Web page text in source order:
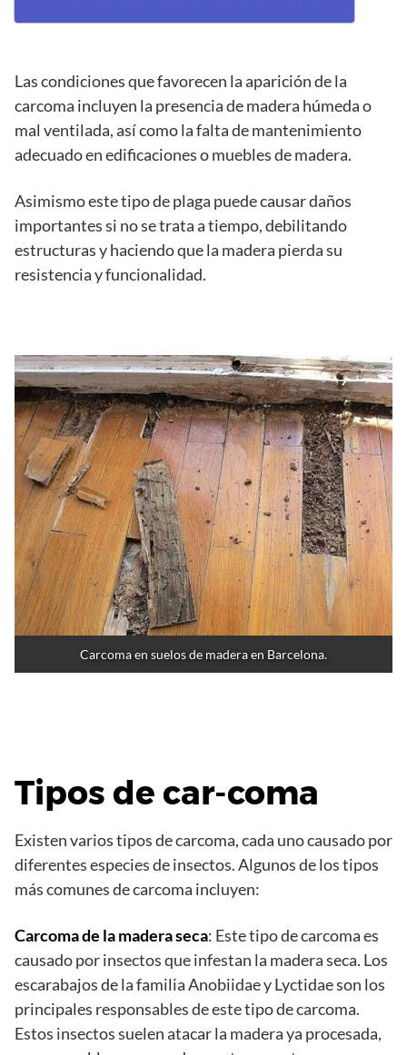
Las condiciones que favorecen la aparición de la
carcoma incluyen la presencia de madera húmeda o
mal ventilada, así como la falta de mantenimiento
adecuado en edificaciones o muebles de madera.
Asimismo este tipo de plaga puede causar daños
importantes si no se trata a tiempo, debilitando
estructuras y haciendo que la madera pierda su
resistencia y funcionalidad.
Carcoma en suelos de madera en Barcelona.
Tipos de car-coma
Existen varios tipos de carcoma, cada uno causado por
diferentes especies de insectos. Algunos de los tipos
más comunes de carcoma incluyen:
Carcoma de la madera seca: Este tipo de carcoma es
causado por insectos que infestan la madera seca. Los
escarabajos de la familia Anobiidae y Lyctidae son los
principales responsables de este tipo de carcoma.
Estos insectos suelen atacar la madera ya procesada,